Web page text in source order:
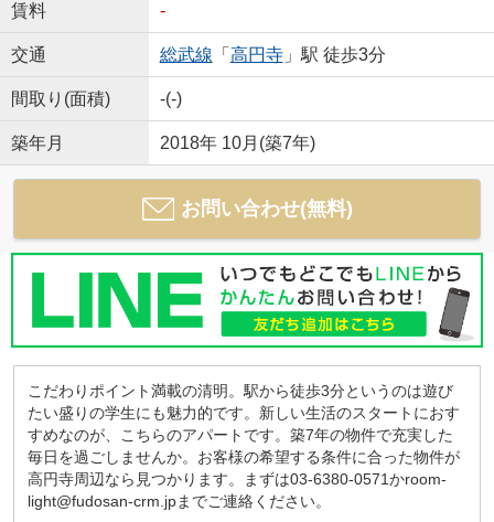
賃料 -
交通 総武線 「 高円寺」駅 徒歩3分
間取り(面積) -(-)
築年月 2018年 10月(築7年)
お問い合わせ(無料)
こだわりポイント満載の清明。駅から徒歩3分というのは遊び
たい盛りの学生にも魅力的です。新しい生活のスタートにおす
すめなのが、こちらのアパートです。築7年の物件で充実した
毎日を過ごしませんか。お客様の希望する条件に合った物件が
高円寺周辺なら見つかります。まずは03-6380-0571かroom-
light@fudosan-crm.jpまでご連絡ください。